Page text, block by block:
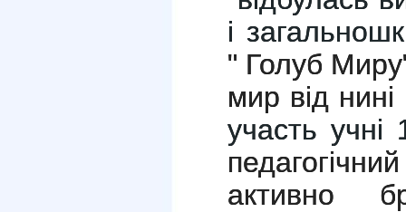
і
" Голуб
мир від нині
участь учні
активно